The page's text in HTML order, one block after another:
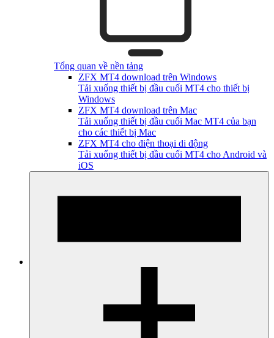
Tổng quan về nền tảng
ZFX MT4 download trên Windows
Tải xuống thiết bị đầu cuối MT4 cho thiết bị
Windows
ZFX MT4 download trên Mac
Tải xuống thiết bị đầu cuối Mac MT4 của bạn
cho các thiết bị Mac
ZFX MT4 cho điện thoại di động
Tải xuống thiết bị đầu cuối MT4 cho Android và
iOS